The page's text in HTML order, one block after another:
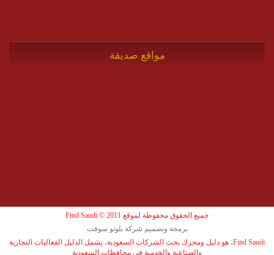
مواقع صديقة
جميع الحقوق محفوظة لموقع Find Saudi © 2011
برمجة وتصميم شركة بلوتو سوفت
Find Saudi، هو دليل ومحرك بحث الشركات السعودية، يشمل الدليل الفعاليات التجارية
والصناعية والخدمية في محافظات السعودية